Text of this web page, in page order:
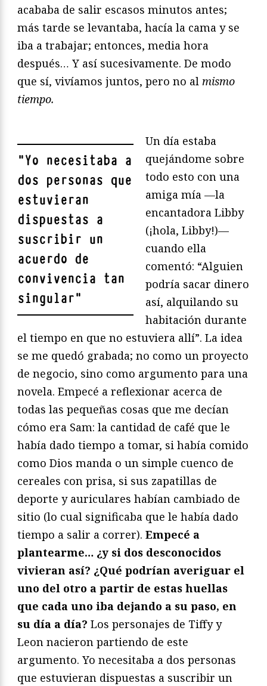
acababa de salir escasos minutos antes;
más tarde se levantaba, hacía la cama y se
iba a trabajar; entonces, media hora
después… Y así sucesivamente. De modo
que sí, vivíamos juntos, pero no al mismo
tiempo.
"Yo necesitaba a
dos personas que
estuvieran
dispuestas a
suscribir un
acuerdo de
convivencia tan
singular"
Un día estaba
quejándome sobre
todo esto con una
amiga mía —la
encantadora Libby
(¡hola, Libby!)—
cuando ella
comentó: “Alguien
podría sacar dinero
así, alquilando su
habitación durante
el tiempo en que no estuviera allí”. La idea
se me quedó grabada; no como un proyecto
de negocio, sino como argumento para una
novela. Empecé a reflexionar acerca de
todas las pequeñas cosas que me decían
cómo era Sam: la cantidad de café que le
había dado tiempo a tomar, si había comido
como Dios manda o un simple cuenco de
cereales con prisa, si sus zapatillas de
deporte y auriculares habían cambiado de
sitio (lo cual significaba que le había dado
tiempo a salir a correr). Empecé a
plantearme… ¿y si dos desconocidos
vivieran así? ¿Qué podrían averiguar el
uno del otro a partir de estas huellas
que cada uno iba dejando a su paso, en
su día a día? Los personajes de Tiffy y
Leon nacieron partiendo de este
argumento. Yo necesitaba a dos personas
que estuvieran dispuestas a suscribir un